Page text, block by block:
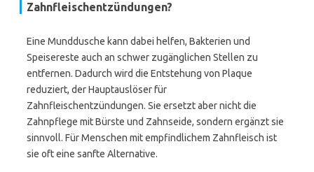
Zahnfleischentzündungen?
Eine Munddusche kann dabei helfen, Bakterien und
Speisereste auch an schwer zugänglichen Stellen zu
entfernen. Dadurch wird die Entstehung von Plaque
reduziert, der Hauptauslöser für
Zahnfleischentzündungen. Sie ersetzt aber nicht die
Zahnpflege mit Bürste und Zahnseide, sondern ergänzt sie
sinnvoll. Für Menschen mit empfindlichem Zahnfleisch ist
sie oft eine sanfte Alternative.